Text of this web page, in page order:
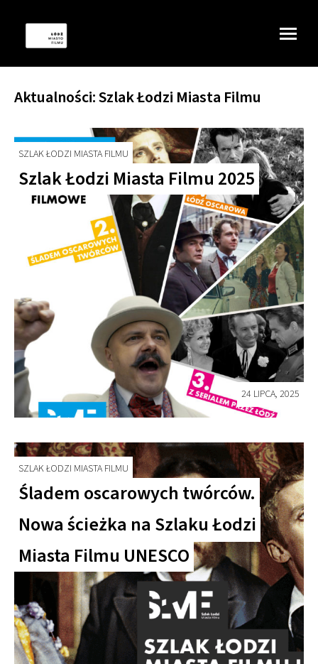
Aktualności:Szlak Łodzi Miasta Filmu
SZLAK ŁODZI MIASTA FILMU
Szlak Łodzi Miasta Filmu 2025
24 LIPCA, 2025
SZLAK ŁODZI MIASTA FILMU
Śladem oscarowych twórców.
Nowa ścieżka na Szlaku Łodzi
Miasta Filmu UNESCO